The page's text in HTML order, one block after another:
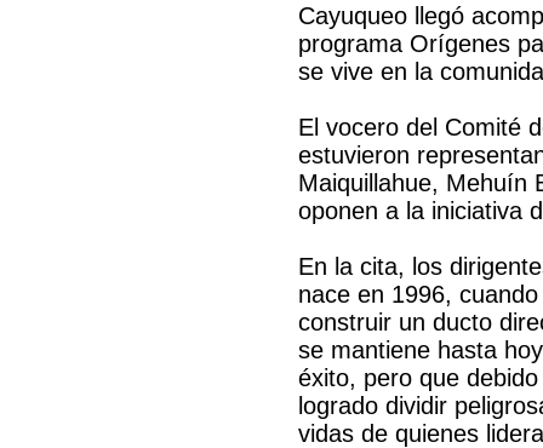
Cayuqueo llegó
programa Orígenes
se vive en la
El vocero del Comité
estuvieron
Maiquillahue, Mehuín
oponen a la iniciativa
En la cita, los
nace en 1996,
construir un ducto
se mantiene hasta
éxito, pero que
logrado dividir
vidas de quienes